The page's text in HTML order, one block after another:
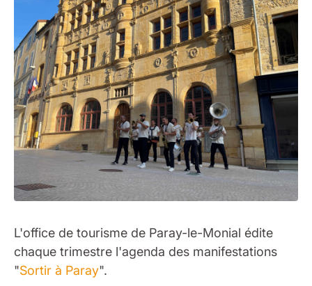
L'office de tourisme de Paray-le-Monial édite
chaque trimestre l'agenda des manifestations
"Sortir à Paray".